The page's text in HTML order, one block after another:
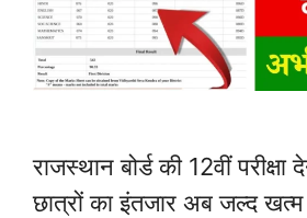
राजस्थान बोर्ड की 12वीं परीक्षा
छात्रों का इंतजार अब जल्द खत्म